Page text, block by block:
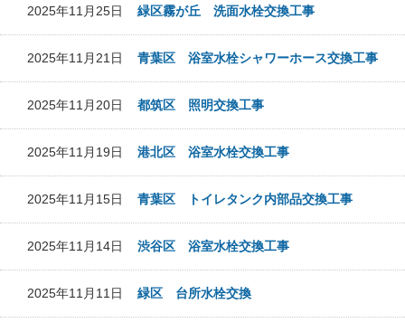
2025年11月25日 緑区霧が丘 洗面水栓交換工事
2025年11月21日 青葉区 浴室水栓シャワーホース交換工事
2025年11月20日 都筑区 照明交換工事
2025年11月19日 港北区 浴室水栓交換工事
2025年11月15日 青葉区 トイレタンク内部品交換工事
2025年11月14日 渋谷区 浴室水栓交換工事
2025年11月11日 緑区 台所水栓交換